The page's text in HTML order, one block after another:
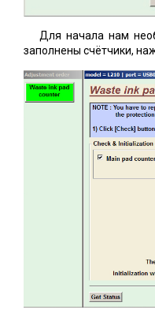
Для начала нам
заполнены счётчики,